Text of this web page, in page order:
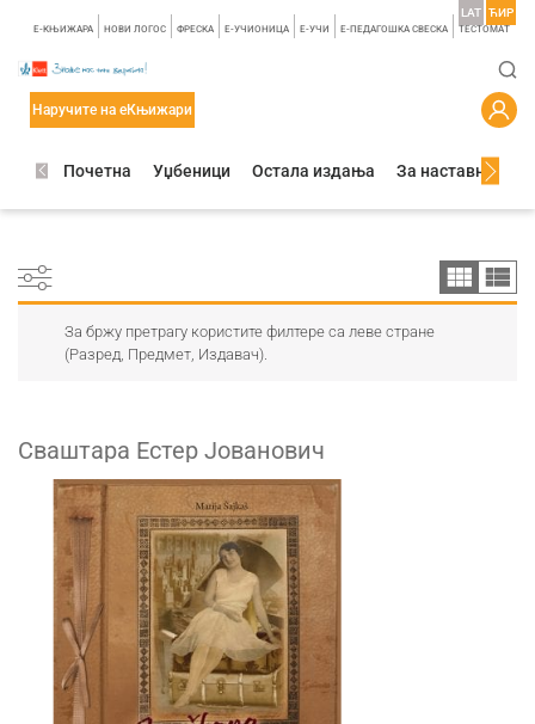
E-КЊИЖАРА НОВИ ЛОГОС ФРЕСКА E-УЧИОНИЦА E-УЧИ Е-ПЕДАГОШКА СВЕСКА TЕСТОМАТ
LAT ЋИР
Наручите на еКњижари
Почетна Уџбеници Остала издања За наставнике
За бржу претрагу користите филтере са леве стране
(Разред, Предмет, Издавач).
Сваштара Естер Јованович